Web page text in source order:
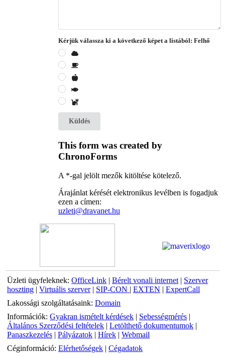
Kérjük válassza ki a következő képet a listából: Felhő
Küldés
This form was created by
ChronoForms
A *-gal jelölt mezők kitöltése kötelező.
Árajánlat kérését elektronikus levélben is fogadjuk
ezen a címen:
uzleti@dravanet.hu
Üzleti ügyfeleknek: OfficeLink Bérelt vonali internet| Szerver
hoszting
Virtuális szerver| SIP-CON EXTEN
ExpertCall
Lakossági szolgáltatásaink: Domain
Információk: Gyakran ismételt kérdések Sebességmérés
Általános Szerződési feltételek
Letölthető dokumentumok
Panaszkezelés
Pályázatok Hírek
Webmail
Céginformáció: Elérhetőségek
Cégadatok